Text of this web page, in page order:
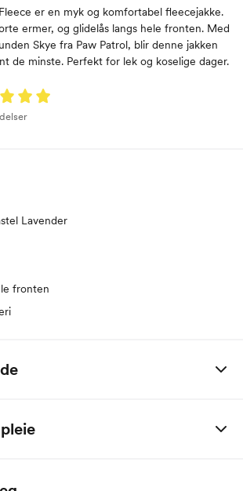
er en myk og komfortabel fleecejakke.
ermer, og glidelås langs hele fronten. Med
Skye fra Paw Patrol, blir denne jakken
de minste. Perfekt for lek og koselige dager.
Lavender
fronten